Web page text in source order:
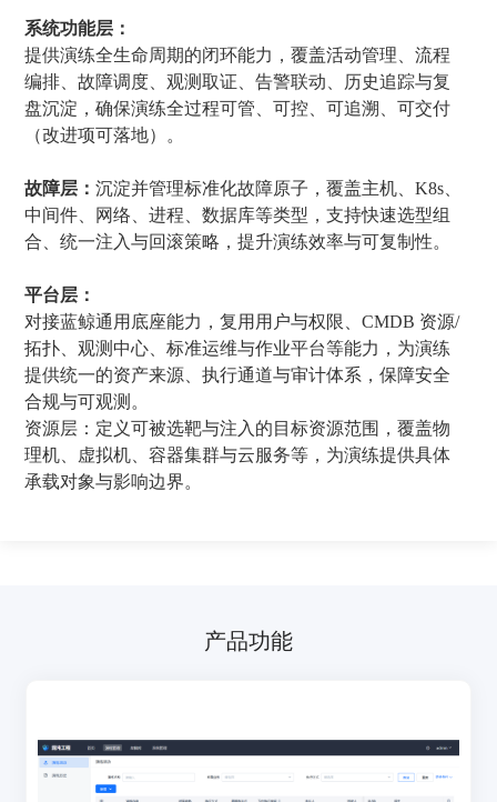
系统功能层：
提供演练全生命周期的闭环能力，覆盖活动管理、流程
编排、故障调度、观测取证、告警联动、历史追踪与复
盘沉淀，确保演练全过程可管、可控、可追溯、可交付
（改进项可落地）。
故障层：沉淀并管理标准化故障原子，覆盖主机、K8s、
中间件、网络、进程、数据库等类型，支持快速选型组
合、统一注入与回滚策略，提升演练效率与可复制性。
平台层：
对接蓝鲸通用底座能力，复用用户与权限、CMDB 资源/
拓扑、观测中心、标准运维与作业平台等能力，为演练
提供统一的资产来源、执行通道与审计体系，保障安全
合规与可观测。
资源层：定义可被选靶与注入的目标资源范围，覆盖物
理机、虚拟机、容器集群与云服务等，为演练提供具体
承载对象与影响边界。
产品功能